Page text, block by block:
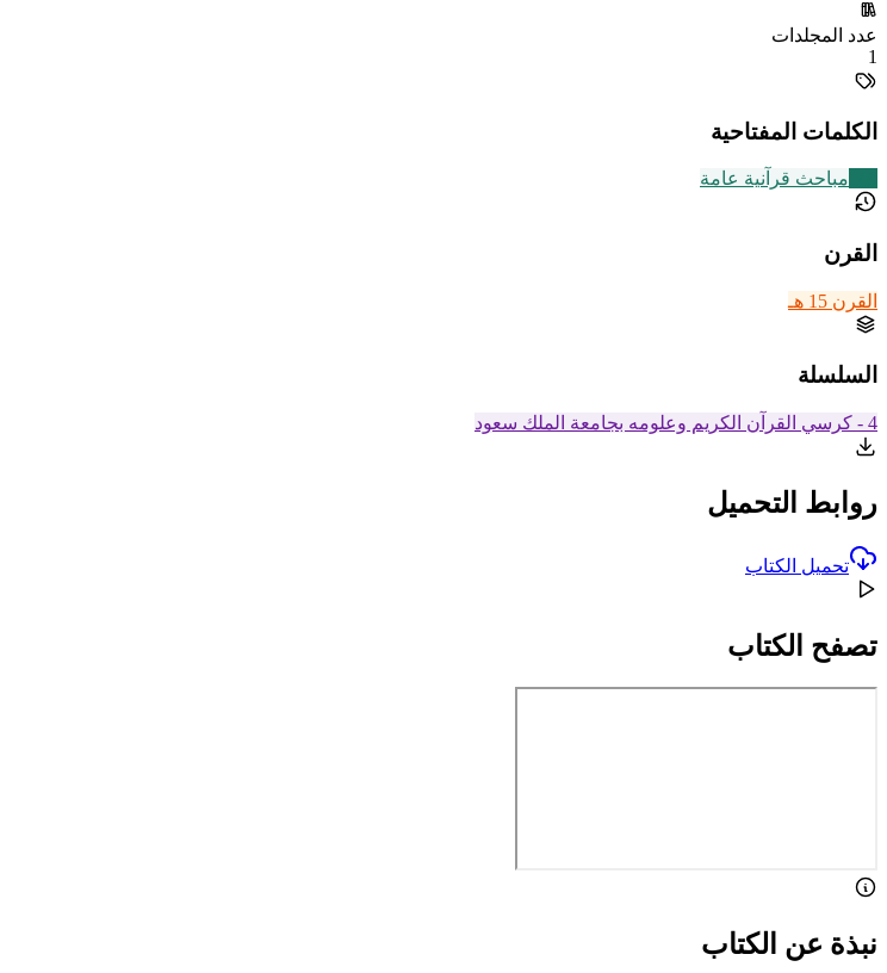
عدد المجلدات
1
الكلمات المفتاحية
مباحث قرآنية عامة
القرن
القرن 15 هـ
السلسلة
4 - كرسي القرآن الكريم وعلومه بجامعة الملك سعود
روابط التحميل
تحميل الكتاب
تصفح الكتاب
نبذة عن الكتاب